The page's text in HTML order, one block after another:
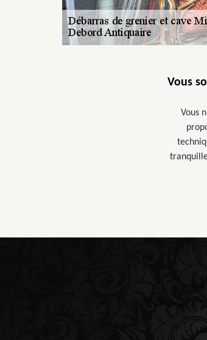
Vous
Vous